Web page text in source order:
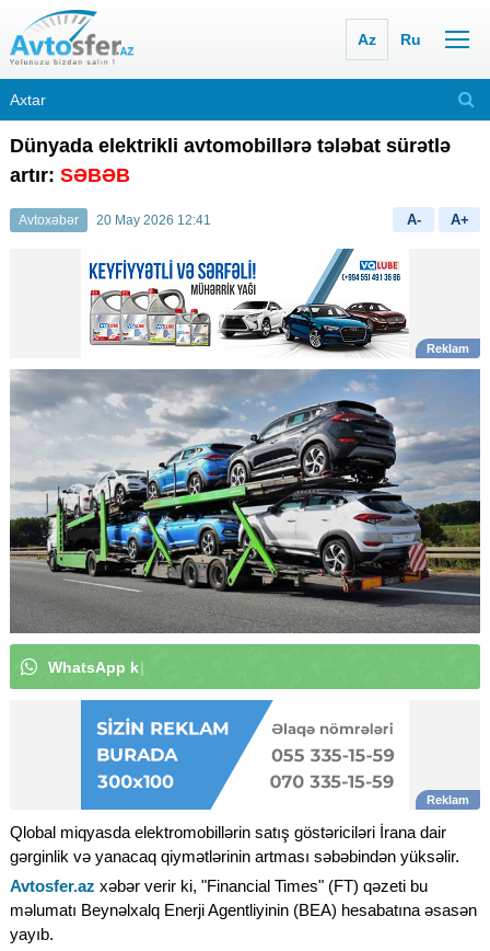
Az Ru
Dünyada elektrikli avtomobillərə tələbat sürətlə
artır: SƏBƏB
Avtoxəbər 20 May 2026 12:41 A- A+
WhatsApp ka
Qlobal miqyasda elektromobillərin satış göstəriciləri İrana dair
gərginlik və yanacaq qiymətlərinin artması səbəbindən yüksəlir.
Avtosfer.az xəbər verir ki, "Financial Times" (FT) qəzeti bu
məlumatı Beynəlxalq Enerji Agentliyinin (BEA) hesabatına əsasən
yayıb.